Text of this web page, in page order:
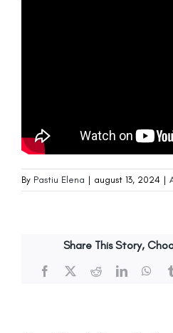
By Pastiu Elena | august 13, 2024 |
Share This Story,
Facebook
X RedditLinkedIn